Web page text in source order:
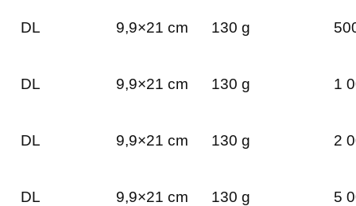
DL 9,9×21 cm 130 g
DL 9,9×21 cm 130 g 1
DL 9,9×21 cm 130 g 2
DL 9,9×21 cm 130 g 5